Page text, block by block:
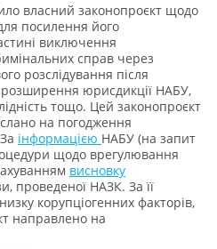
власний законопроєкт щодо
посилення його
виключення
справ через
розслідування після
юрисдикції НАБУ,
тощо. Цей законопроєкт
на погодження
інформацією НАБУ (на запит
щодо врегулювання
висновку
проведеної НАЗК. За її
корупціогенних факторів,
направлено на